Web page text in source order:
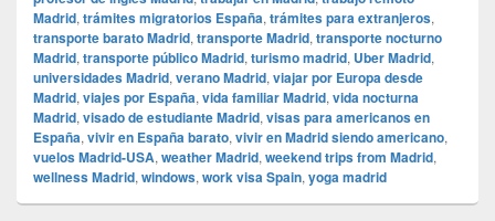
Madrid, trámites migratorios España, trámites para extranjeros,
transporte barato Madrid, transporte Madrid, transporte nocturno
Madrid, transporte público Madrid, turismo madrid, Uber Madrid,
universidades Madrid, verano Madrid, viajar por Europa desde
Madrid, viajes por España, vida familiar Madrid, vida nocturna
Madrid, visado de estudiante Madrid, visas para americanos en
España, vivir en España barato, vivir en Madrid siendo americano,
vuelos Madrid-USA, weather Madrid, weekend trips from Madrid,
wellness Madrid, windows, work visa Spain, yoga madrid